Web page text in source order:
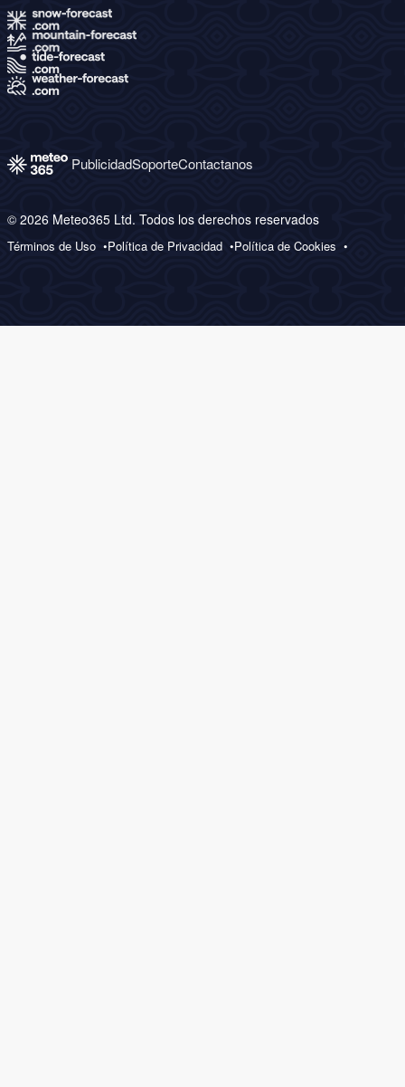
PublicidadSoporteContactanos
© 2026 Meteo365 Ltd. Todos los derechos reservados
Términos de Uso Política de Privacidad Política de Cookies